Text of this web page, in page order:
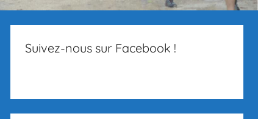
Suivez-nous sur Facebook !